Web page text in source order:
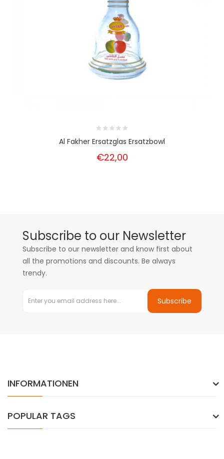
Al Fakher Ersatzglas Ersatzbowl
€22,00
Subscribe to our Newsletter
Subscribe to our newsletter and know first about
all the promotions and discounts. Be always
trendy.
Subscribe
INFORMATIONEN
POPULAR TAGS